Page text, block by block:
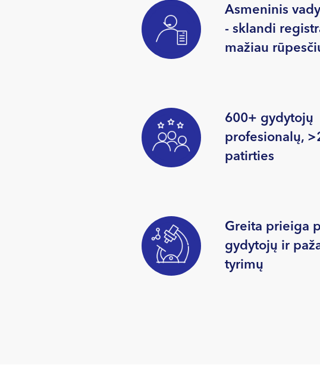
Asmeninis
- sklandi
mažiau
600+ gydytojų
profesionalų,
patirties
Greita prieiga
gydytojų ir
tyrimų